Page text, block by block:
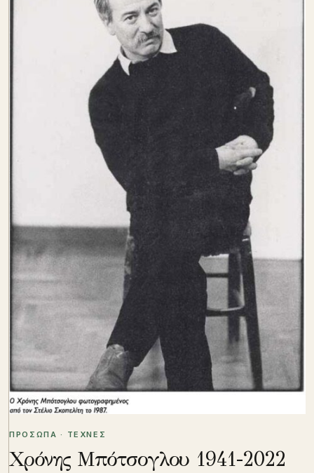
ΠΡΟΣΩΠΑ · ΤΕΧΝΕΣ
Χρόνης Μπότσογλου 1941-2022